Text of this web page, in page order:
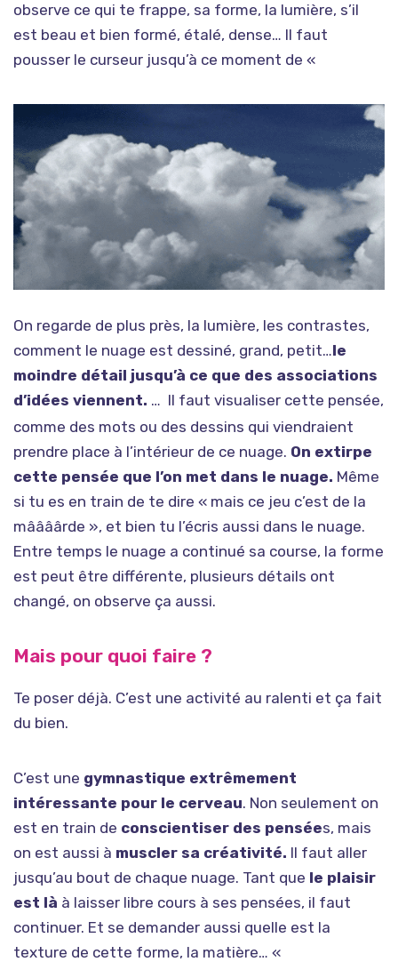
observe ce qui te frappe, sa forme, la lumière, s’il
est beau et bien formé, étalé, dense… Il faut
pousser le curseur jusqu’à ce moment de «
On regarde de plus près, la lumière, les contrastes,
comment le nuage est dessiné, grand, petit…le
moindre détail jusqu’à ce que des associations
d’idées viennent. … Il faut visualiser cette pensée,
comme des mots ou des dessins qui viendraient
prendre place à l’intérieur de ce nuage. On extirpe
cette pensée que l’on met dans le nuage. Même
si tu es en train de te dire « mais ce jeu c’est de la
mâââârde », et bien tu l’écris aussi dans le nuage.
Entre temps le nuage a continué sa course, la forme
est peut être différente, plusieurs détails ont
changé, on observe ça aussi.
Mais pour quoi faire ?
Te poser déjà. C’est une activité au ralenti et ça fait
du bien.
C’est une gymnastique extrêmement
intéressante pour le cerveau. Non seulement on
est en train de conscientiser des pensées, mais
on est aussi à muscler sa créativité. Il faut aller
jusqu’au bout de chaque nuage. Tant que le plaisir
est là à laisser libre cours à ses pensées, il faut
continuer. Et se demander aussi quelle est la
texture de cette forme, la matière… «